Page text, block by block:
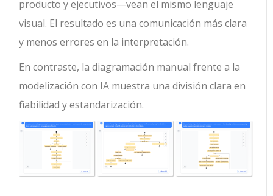
producto y ejecutivos—vean el mismo lenguaje
visual. El resultado es una comunicación más clara
y menos errores en la interpretación.
En contraste, la diagramación manual frente a la
modelización con IA muestra una división clara en
fiabilidad y estandarización.